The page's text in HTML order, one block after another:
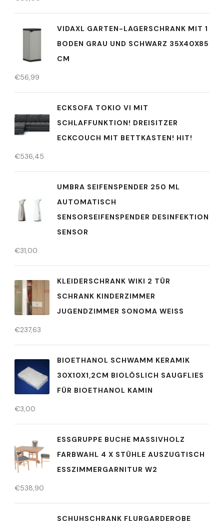
VIDAXL GARTEN-LAGERSCHRANK MIT 1
BODEN GRAU UND SCHWARZ 35X40X85
CM
€56,99
ECKSOFA TOKIO VI MIT
SCHLAFFUNKTION! DREISITZER
ECKCOUCH MIT BETTKASTEN! HIT!
€536,45
UMBRA SEIFENSPENDER 250 ML
AUTOMATISCH
SENSORSEIFENSPENDER DESINFEKTION
SENSOR
€31,00
KLEIDERSCHRANK WIKI 2 TÜR
SCHRANK KINDERZIMMER
JUGENDZIMMER SONOMA WEISS
€237,63
BIOETHANOL SCHWAMM KERAMIK
30X10X1,2CM BIOLÖSLICH SAUGFLIES
FÜR BIOETHANOL KAMIN
€3,00
ESSGRUPPE BUCHE MASSIVHOLZ
FARBWAHL 4 X STÜHLE AUSZUGTISCH
ESSZIMMERGARNITUR W2
€538,90
SCHUHSCHRANK FLURGARDEROBE